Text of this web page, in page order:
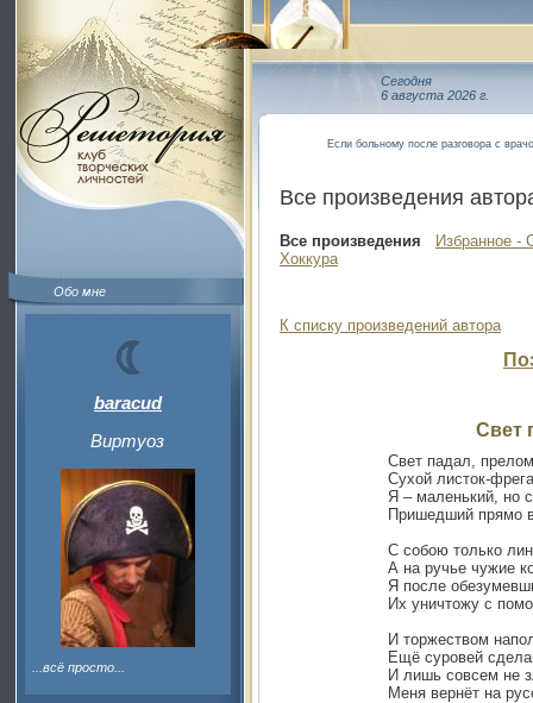
Обо мне
baracud
Виртуоз
...всё просто...
Сегодня
6 августа 2026 г.
Если больному после разговора с
Все произведения
Все произведения
Избранное -
Хоккура
К списку произведений автора
Свет
Свет падал,
Сухой листок-
Я – маленький, но
Пришедший прямо
С собою только
А на ручье чужие
Я после
Их уничтожу с
И торжеством
Ещё суровей
И лишь совсем не
Меня вернёт на